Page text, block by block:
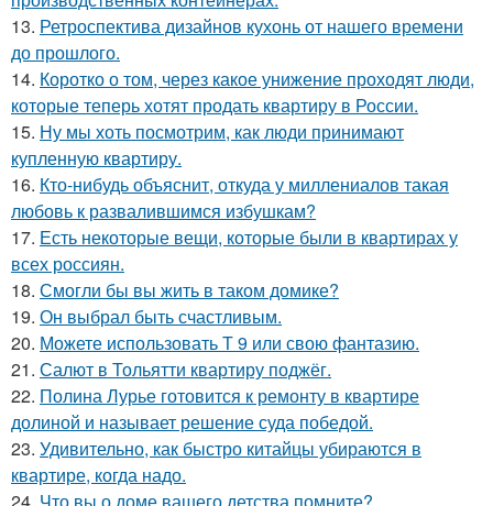
13. Ретроспектива дизайнов кухонь от нашего времени
до прошлого.
14. Коротко о том, через какое унижение проходят люди,
которые теперь хотят продать квартиру в России.
15. Ну мы хоть посмотрим, как люди принимают
купленную квартиру.
16. Кто-нибудь объяснит, откуда у миллениалов такая
любовь к развалившимся избушкам?
17. Есть некоторые вещи, которые были в квартирах у
всех россиян.
18. Смогли бы вы жить в таком домике?
19. Он выбрал быть счастливым.
20. Можете использовать Т 9 или свою фантазию.
21. Салют в Тольятти квартиру поджёг.
22. Полина Лурье готовится к ремонту в квартире
долиной и называет решение суда победой.
23. Удивительно, как быстро китайцы убираются в
квартире, когда надо.